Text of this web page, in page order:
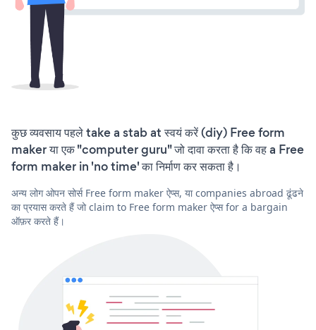
कुछ व्यवसाय पहले take a stab at स्वयं करें (diy) Free form
maker या एक "computer guru" जो दावा करता है कि वह a Free
form maker in 'no time' का निर्माण कर सकता है।
अन्य लोग ओपन सोर्स Free form maker ऐप्स, या companies abroad ढूंढने
का प्रयास करते हैं जो claim to Free form maker ऐप्स for a bargain
ऑफ़र करते हैं।